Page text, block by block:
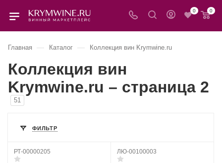
0 0
Главная — Каталог — Коллекция вин Krymwine.ru
Коллекция вин
Krymwine.ru – страница 2
51
ФИЛЬТР
РТ-00000205 ЛЮ-00100003